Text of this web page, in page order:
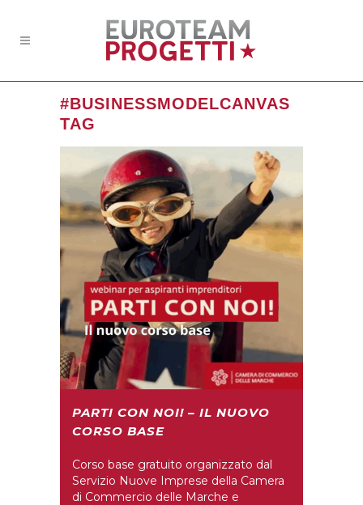
#BUSINESSMODELCANVAS
TAG
PARTI CON NOI! – IL NUOVO
CORSO BASE
Corso base gratuito organizzato dal
Servizio Nuove Imprese della Camera
di Commercio delle Marche e